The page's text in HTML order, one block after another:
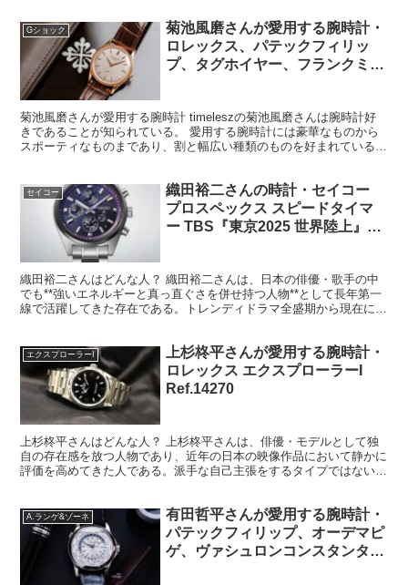
Gショック
菊池風磨さんが愛用する腕時計・
ロレックス、パテックフィリッ
プ、タグホイヤー、フランクミュ
菊池風磨さんが愛用する腕時計 timeleszの菊池風磨さんは腕時計好
きであることが知られている。 愛用する腕時計には豪華なものから
スポーティなものまであり、割と幅広い種類のものを好まれているん
セイコー
織田裕二さんの時計・セイコー
プロスペックス スピードタイマ
ー TBS『東京2025 世界陸上』
織田裕二さんはどんな人？ 織田裕二さんは、日本の俳優・歌手の中
でも**強いエネルギーと真っ直ぐさを併せ持つ人物**として長年第一
線で活躍してきた存在である。トレンディドラマ全盛期から現在に至
エクスプローラーI
上杉柊平さんが愛用する腕時計・
ロレックス エクスプローラーI
Ref.14270
上杉柊平さんはどんな人？ 上杉柊平さんは、俳優・モデルとして独
自の存在感を放つ人物であり、近年の日本の映像作品において静かに
評価を高めてきた人である。派手な自己主張をするタイプではない
A.ランゲ&ゾーネ
有田哲平さんが愛用する腕時計・
パテックフィリップ、オーデマピ
ゲ、ヴァシュロンコンスタンタ